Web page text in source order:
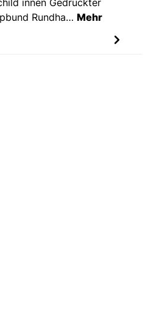
innen Gedruckter
Rundha… Mehr